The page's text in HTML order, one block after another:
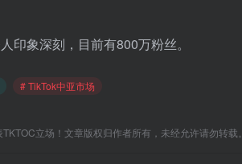
印象深刻，目前有800万粉丝。
# TikTok中亚市场
立场！文章版权归作者所有，未经允许请勿转载。